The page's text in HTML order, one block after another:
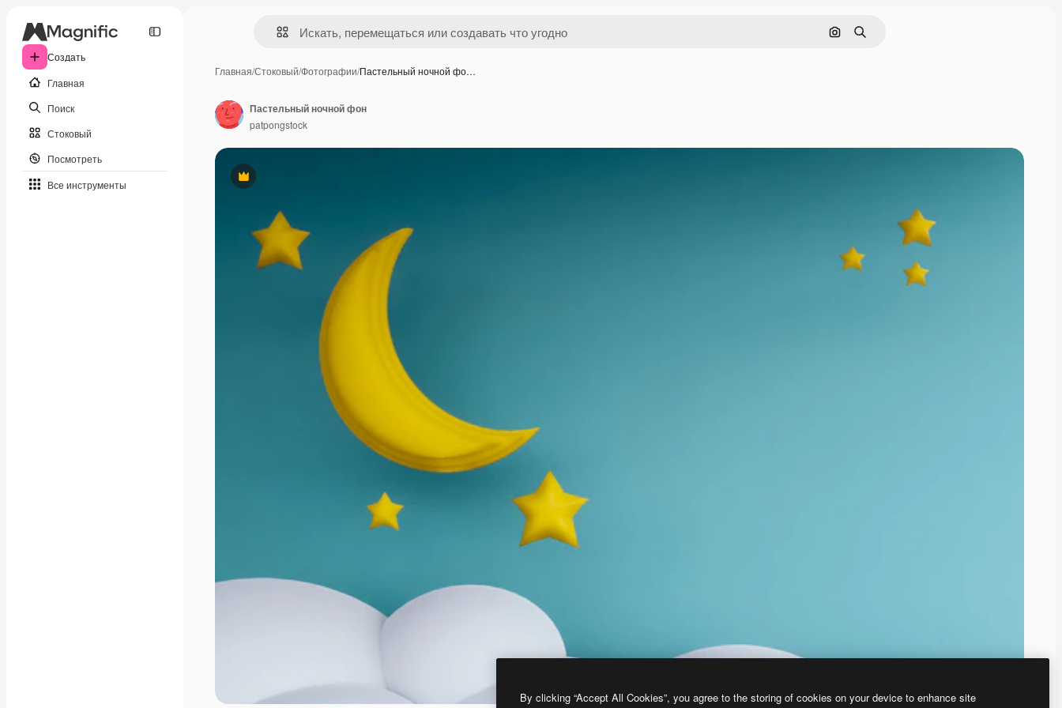
Создать
Главная
Поиск
Стоковый
Посмотреть
Все инструменты
Поиск по изображению
Поиск
Главная/Стоковый/Фотографии/Пастельный ночной фо…
Премиум
Пастельный ночной фон
patpongstock
By clicking “Accept All Cookies”, you agree to the storing of cookies on your device to enhance site